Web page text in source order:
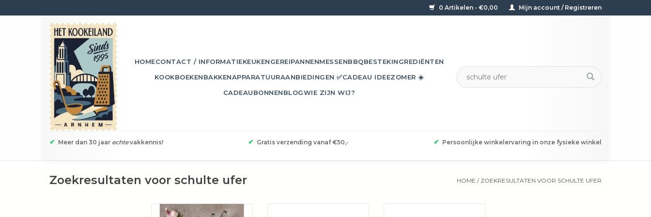
0 Artikelen - €0,00 Mijn account / Registreren
HOMECONTACT / INFORMATIEKEUKENGEREIPANNENMESSENBBQBESTEKINGREDIËNTEN
KOOKBOEKENBAKKENAPPARATUURAANBIEDINGEN ✅CADEAU IDEEZOMER ☀️
CADEAUBONNENBLOGWIE ZIJN WIJ?
✔ Meer dan 30 jaar echtevakkennis! ✔ Gratis verzending vanaf €50,- ✔ Persoonlijke winkelervaring in onze fysieke winkel
Zoekresultaten voor schulte ufer HOME / ZOEKRESULTATEN VOOR SCHULTE UFER
Schulte-Ufer Astral koekenpan